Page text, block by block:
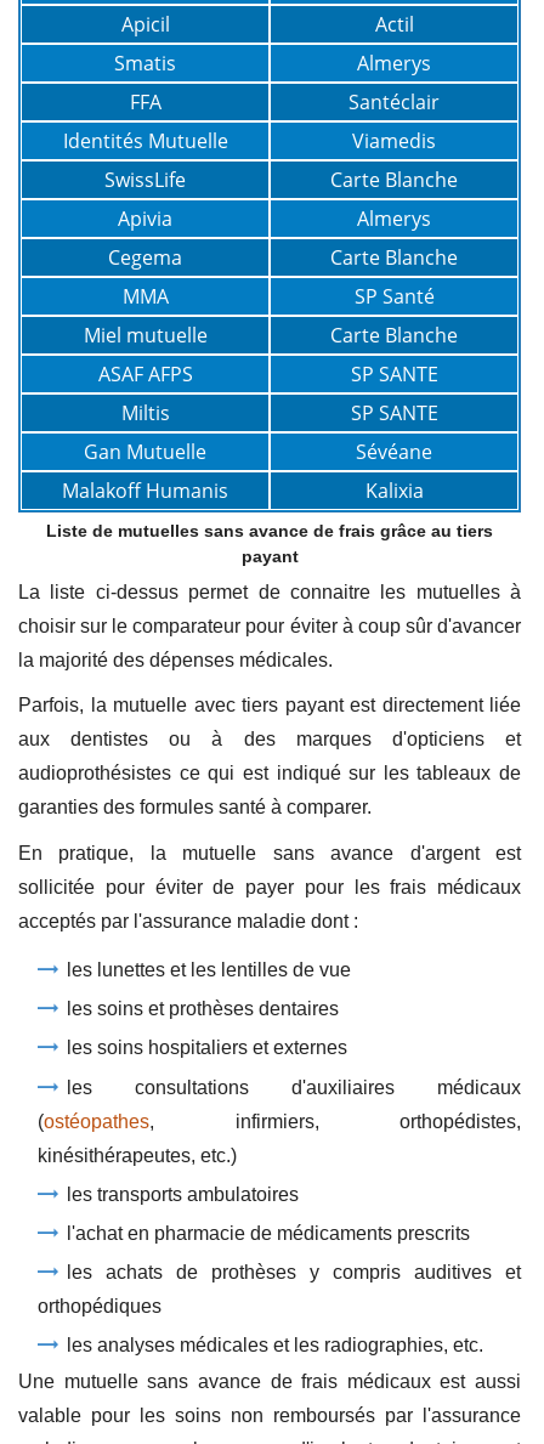
Apicil
Actil
Smatis
Almerys
FFA
Santéclair
Identités Mutuelle
Viamedis
SwissLife
Carte Blanche
Apivia
Almerys
Cegema
Carte Blanche
MMA
SP Santé
Miel mutuelle
Carte Blanche
ASAF AFPS
SP SANTE
Miltis
SP SANTE
Gan Mutuelle
Sévéane
Malakoff Humanis
Kalixia
Liste de mutuelles sans avance de frais grâce au tiers
payant
La liste ci-dessus permet de connaitre les mutuelles à
choisir sur le comparateur pour éviter à coup sûr d'avancer
la majorité des dépenses médicales.
Parfois, la mutuelle avec tiers payant est directement liée
aux dentistes ou à des marques d'opticiens et
audioprothésistes ce qui est indiqué sur les tableaux de
garanties des formules santé à comparer.
En pratique, la mutuelle sans avance d'argent est
sollicitée pour éviter de payer pour les frais médicaux
acceptés par l'assurance maladie dont :
les lunettes et les lentilles de vue
les soins et prothèses dentaires
les soins hospitaliers et externes
les consultations d'auxiliaires médicaux
(ostéopathes, infirmiers, orthopédistes,
kinésithérapeutes, etc.)
les transports ambulatoires
l'achat en pharmacie de médicaments prescrits
les achats de prothèses y compris auditives et
orthopédiques
les analyses médicales et les radiographies, etc.
Une mutuelle sans avance de frais médicaux est aussi
valable pour les soins non remboursés par l'assurance